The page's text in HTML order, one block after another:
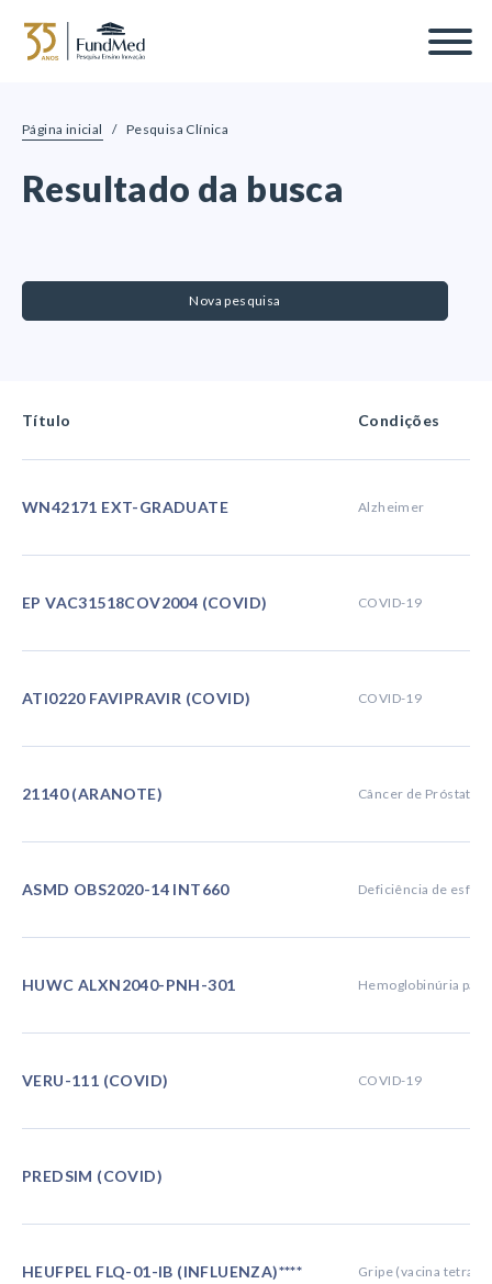
Página inicial / Pesquisa Clínica
Resultado da busca
Área
Nova pesquisa
Título Condições
WN42171 EXT-GRADUATE Alzheimer
EP VAC31518COV2004 (COVID) COVID-19
ATI0220 FAVIPRAVIR (COVID) COVID-19
21140 (ARANOTE) Câncer de Próstata
ASMD OBS2020-14 INT660 Deficiência de
HUWC ALXN2040-PNH-301 Hemoglobinúria
VERU-111 (COVID) COVID-19
PREDSIM (COVID)
HEUFPEL FLQ-01-IB (INFLUENZA)**** Gripe (vacina